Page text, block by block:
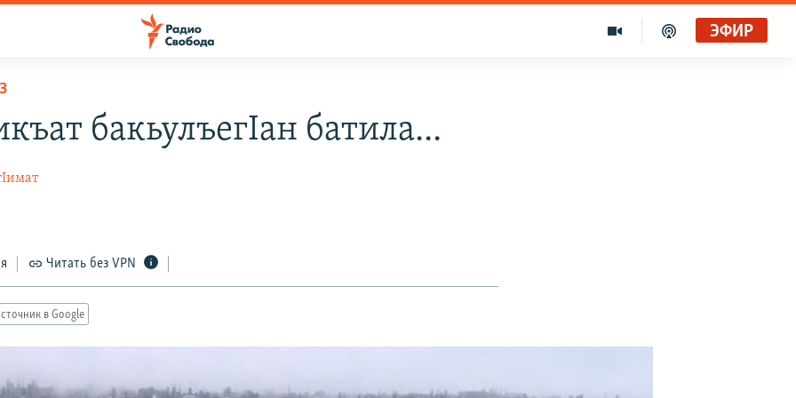
ЭФИР
бакьулъегIан батила...
Читать без VPN
в Google